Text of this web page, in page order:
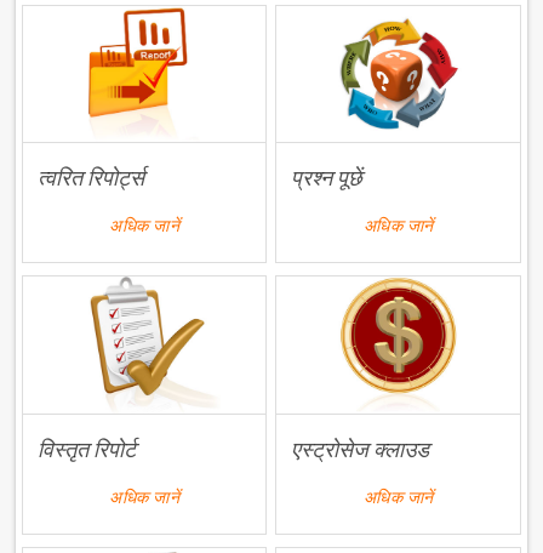
त्वरित रिपोर्ट्स
अधिक जानें
प्रश्न पूछें
अधिक जानें
विस्तृत रिपोर्ट
अधिक जानें
एस्ट्रोसेज क्लाउड
अधिक जानें